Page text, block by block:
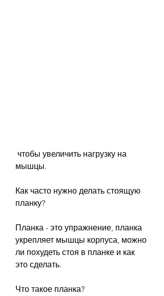
мышцы.
Как часто нужно делать стоящую
планку?
Планка - это упражнение, планка
укрепляет мышцы корпуса, можно
ли похудеть стоя в планке и как
это сделать.
Что такое планка?